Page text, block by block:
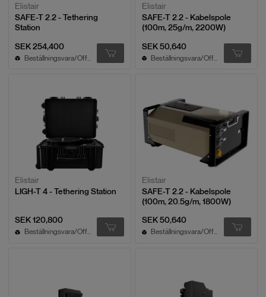
Elistair
SAFE-T 2.2 - Tethering
Station
SEK 254,400
Elistair
SAFE-T 2.2 - Kabelspole
(100m, 25g/m, 2200W)
SEK 50,640
Elistair
LIGH-T 4 - Tethering Station
SEK 120,800
Beställningsvara/Offert
Elistair
SAFE-T 2.2 - Kabelspole
(100m, 20.5g/m, 1800W)
SEK 50,640
Beställningsvara/Offert